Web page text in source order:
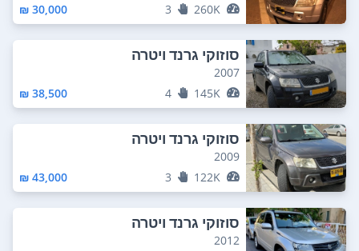
260K
3
30,000 ₪
סוזוקי גרנד ויטרה
2007
145K
4
38,500 ₪
סוזוקי גרנד ויטרה
2009
122K
3
43,000 ₪
סוזוקי גרנד ויטרה
2012